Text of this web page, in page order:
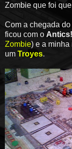
Zombie que foi
Com a chegada
ficou com o Antics!
Zombie) e a minha
um Troyes.